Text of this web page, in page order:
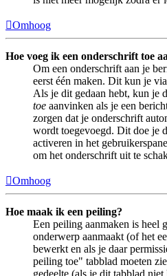
Omhoog
Hoe voeg ik een onderschrift toe
Om een onderschrift aan je
eerst één maken. Dit kun je
Als je dit gedaan hebt, kun je
toe aanvinken als je een
zorgen dat je onderschrift
wordt toegevoegd. Dit doe je
activeren in het
om het onderschrift uit te
Omhoog
Hoe maak ik een peiling?
Een peiling aanmaken is heel
onderwerp aanmaakt (of het
bewerkt en als je daar
peiling toe" tabblad moeten